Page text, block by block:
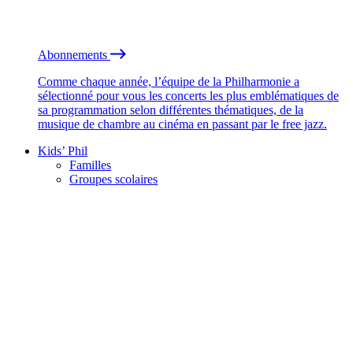
Abonnements
Comme chaque année, l’équipe de la Philharmonie a
sélectionné pour vous les concerts les plus emblématiques de
sa programmation selon différentes thématiques, de la
musique de chambre au cinéma en passant par le free jazz.
Kids’ Phil
Familles
Groupes scolaires